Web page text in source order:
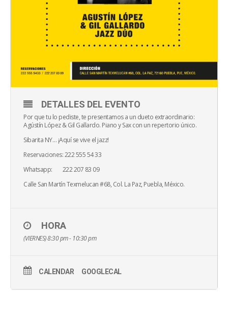
DETALLES DEL EVENTO
Por que tu lo pediste, te presentamos a un dueto extraordinario:
Agústín López & Gil Gallardo. Piano y Sax con un repertorio único.
Sibarita NY… ¡Aquí se vive el jazz!
Reservaciones: 222 555 54 33
Whatsapp: 222 207 83 09
Calle San Martín Texmelucan #68, Col. La Paz, Puebla, México.
HORA
(VIERNES) 8:30 pm - 10:30 pm
CALENDAR GOOGLECAL